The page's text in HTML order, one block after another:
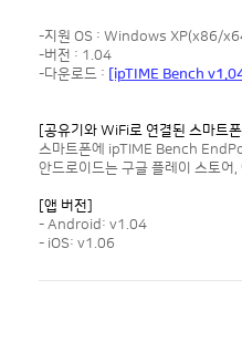
-지원 OS : Windows XP(x86/
-버전 : 1.04
-다운로드 :
[ipTIME Bench
[공유기와 WiFi로 연결된 스마트
스마트폰에 ipTIME Bench
안드로이드는 구글 플레이 스토
[앱 버전]
- Android: v1.04
- iOS: v1.06